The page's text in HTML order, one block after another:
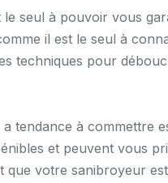
seul à pouvoir vous
il est le seul à
techniques pour
tendance à commettre
et peuvent vous
que votre sanibroyeur